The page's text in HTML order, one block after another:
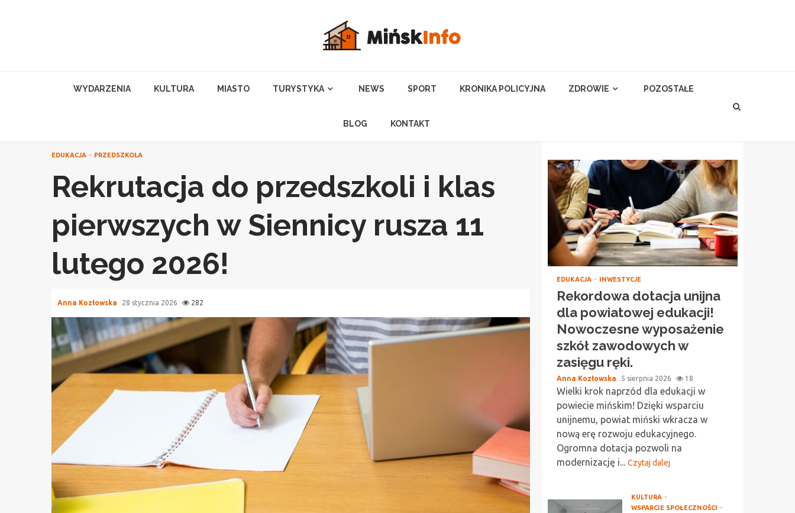
WYDARZENIA KULTURA MIASTO TURYSTYKA NEWS SPORT KRONIKA POLICYJNA ZDROWIE POZOSTAŁE
BLOG KONTAKT
EDUKACJA PRZEDSZKOLA
Rekrutacja do przedszkoli i klas
pierwszych w Siennicy rusza 11
lutego 2026!
Anna Kozłowska 28 stycznia 2026 282
EDUKACJA INWESTYCJE
Rekordowa dotacja unijna
dla powiatowej edukacji!
Nowoczesne wyposażenie
szkół zawodowych w
zasięgu ręki.
Anna Kozłowska 5 sierpnia 2026 18
Wielki krok naprzód dla edukacji w
powiecie mińskim! Dzięki wsparciu
unijnemu, powiat miński wkracza w
nową erę rozwoju edukacyjnego.
Ogromna dotacja pozwoli na
modernizację i... Czytaj dalej
KULTURA
WSPARCIE SPOŁECZNOŚCI